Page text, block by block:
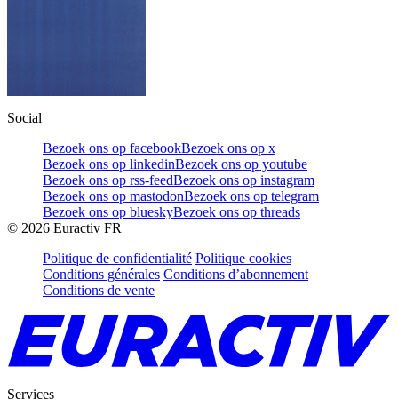
Social
Bezoek ons op facebookBezoek ons op x
Bezoek ons op linkedinBezoek ons op youtube
Bezoek ons op rss-feedBezoek ons op instagram
Bezoek ons op mastodonBezoek ons op telegram
Bezoek ons op blueskyBezoek ons op threads
© 2026 Euractiv FR
Politique de confidentialité Politique cookies
Conditions générales Conditions d’abonnement
Conditions de vente
Services